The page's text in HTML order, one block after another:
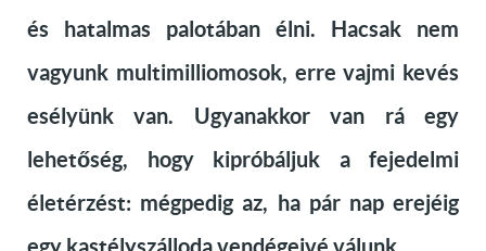
és hatalmas palotában élni. Hacsak nem
vagyunk multimilliomosok, erre vajmi kevés
esélyünk van. Ugyanakkor van rá egy
lehetőség, hogy kipróbáljuk a fejedelmi
életérzést: mégpedig az, ha pár nap erejéig